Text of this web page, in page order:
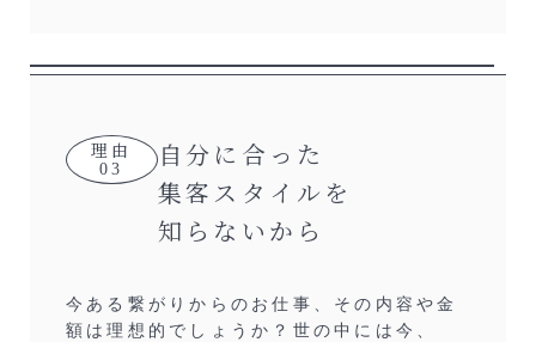
理由
03
自分に合った
集客スタイルを
知らないから
今ある繋がりからのお仕事、その内容や金
額は理想的でしょうか？世の中には今、